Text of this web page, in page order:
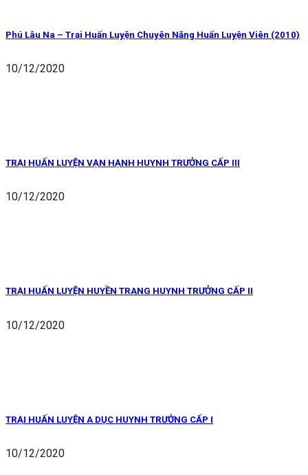
Phú Lâu Na – Trại Huấn Luyện Chuyên Năng Huấn Luyện Viên (2010)
10/12/2020
TRẠI HUẤN LUYỆN VẠN HẠNH HUYNH TRƯỞNG CẤP III
10/12/2020
TRẠI HUẤN LUYỆN HUYỀN TRANG HUYNH TRƯỞNG CẤP II
10/12/2020
TRẠI HUẤN LUYỆN A DỤC HUYNH TRƯỞNG CẤP I
10/12/2020